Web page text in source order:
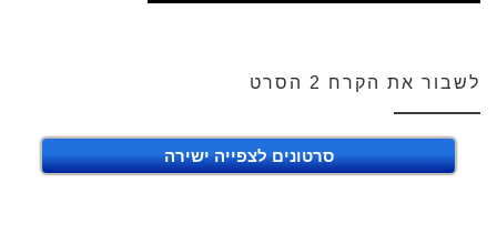
לשבור את הקרח 2 הסרט
סרטונים לצפייה ישירה